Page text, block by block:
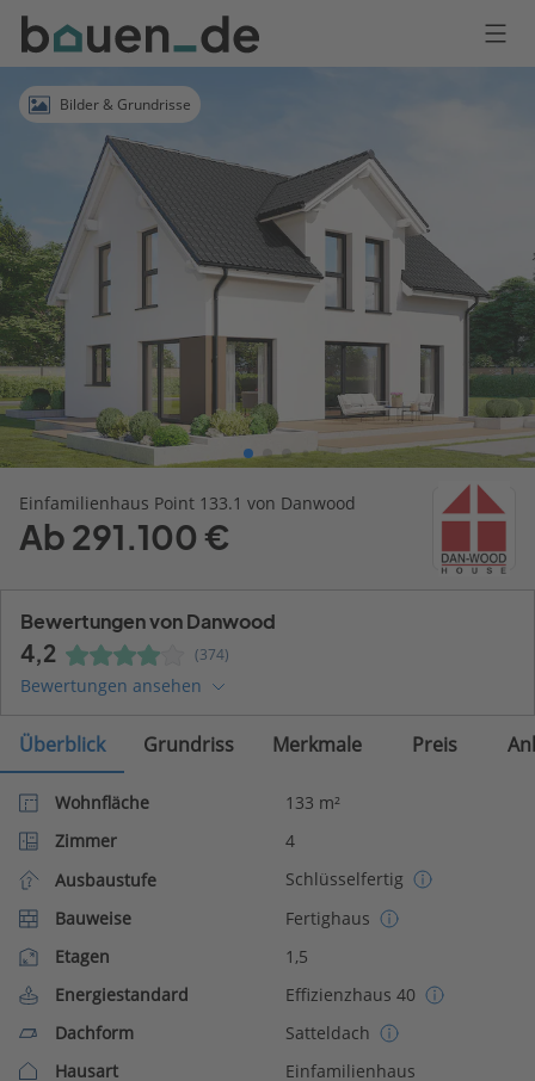
Bauen
Logo
AnmeldenBilder & Grundrisse
Einfamilienhaus Point 133.1 von Danwood
Ab 291.100 €
Bewertungen von Danwood
4,2 (374)
Bewertungen ansehen
Überblick Grundriss Merkmale Preis
Wohnfläche
133 m²
Zimmer
4
Ausbaustufe
Schlüsselfertig
Bauweise
Fertighaus
Etagen
1,5
Energiestandard
Effizienzhaus 40
Dachform
Satteldach
Hausart
Einfamilienhaus